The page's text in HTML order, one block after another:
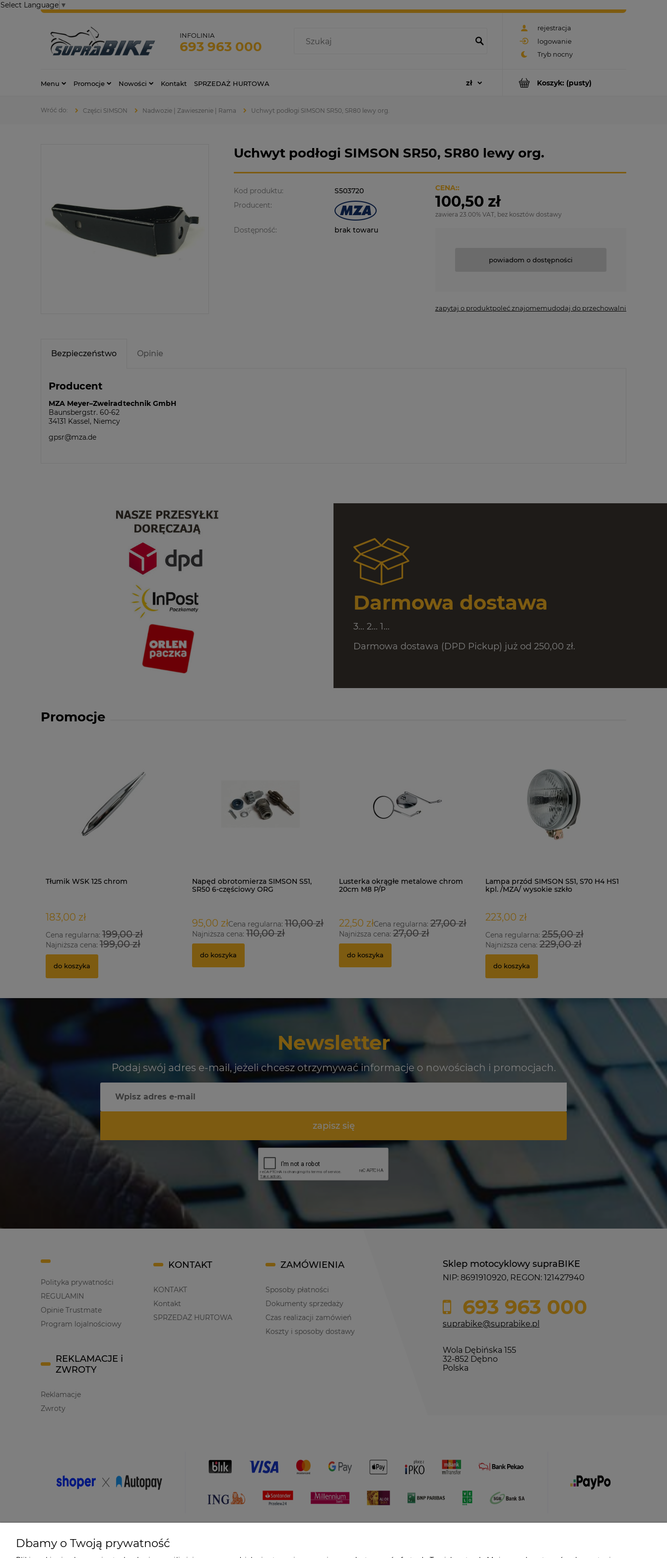
Select Language ▼
rejestracja
logowanie
INFOLINIA
693 963 000
Koszyk: (pusty)
Menu Promocje Nowości Kontakt SPRZEDAŻ HURTOWA
Części SIMSON Nadwozie | Zawieszenie | Rama Uchwyt podłogi SIMSON SR50, SR80 lewy org.
Uchwyt podłogi SIMSON SR50, SR80 lewy org.
Kod produktu:
S503720
Producent:
Dostępność: brak towaru
CENA::
100,50 zł
zawiera 23.00% VAT, bez kosztów dostawy
powiadom o dostępności
zapytaj o produktpoleć znajomemudodaj do przechowalni
Bezpieczeństwo Opinie
Producent
MZA Meyer–Zweiradtechnik GmbH
Baunsbergstr. 60-62
34131 Kassel, Niemcy
gpsr@mza.de
Darmowa dostawa
3... 2... 1...
Darmowa dostawa (DPD Pickup) już od 250,00 zł.
Promocje
Tłumik WSK 125 chrom
183,00 zł
Cena regularna: 199,00 zł
Najniższa cena: 199,00 zł
do koszyka
Napęd obrotomierza SIMSON S51,
SR50 6-częściowy ORG
95,00 złCena regularna:110,00 zł
Najniższa cena:110,00 zł
do koszyka
Lusterka okrągłe metalowe chrom
20cm M8 P/P
22,50 złCena regularna:27,00 zł
Najniższa cena:27,00 zł
do koszyka
Lampa przód SIMSON S51, S70 H4 HS1
kpl. /MZA/ wysokie szkło
223,00 zł
Cena regularna: 255,00 zł
Najniższa cena: 229,00 zł
do koszyka
Newsletter
Podaj swój adres e-mail, jeżeli chcesz otrzymywać informacje o nowościach i promocjach.
zapisz się
Sklep motocyklowy supraBIKE
NIP: 8691910920, REGON: 121427940
693 963 000
suprabike@suprabike.pl
Wola Dębińska 155
32-852 Dębno
Polska
Polityka prywatności
REGULAMIN
Opinie Trustmate
Program lojalnościowy
KONTAKT
KONTAKT
Kontakt
SPRZEDAŻ HURTOWA
ZAMÓWIENIA
Sposoby płatności
Dokumenty sprzedaży
Czas realizacji zamówień
Koszty i sposoby dostawy
REKLAMACJE i
ZWROTY
Reklamacje
Zwroty
Dbamy o Twoją prywatność